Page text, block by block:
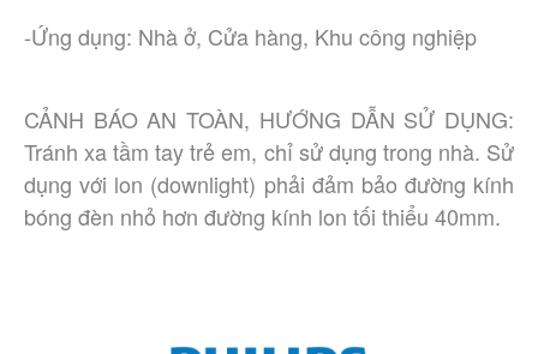
-Ứng dụng: Nhà ở, Cửa hàng, Khu công nghiệp
CẢNH BÁO AN TOÀN, HƯỚNG DẪN SỬ DỤNG:
Tránh xa tầm tay trẻ em, chỉ sử dụng trong nhà. Sử
dụng với lon (downlight) phải đảm bảo đường kính
bóng đèn nhỏ hơn đường kính lon tối thiểu 40mm.